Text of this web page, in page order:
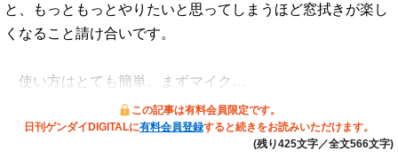
と、もっともっとやりたいと思ってしまうほど窓拭きが楽し
くなること請け合いです。
使い方はとても簡単。まずマイク…
この記事は有料会員限定です。
日刊ゲンダイDIGITALに有料会員登録すると続きをお読みいただけます。
(残り425文字／全文566文字)